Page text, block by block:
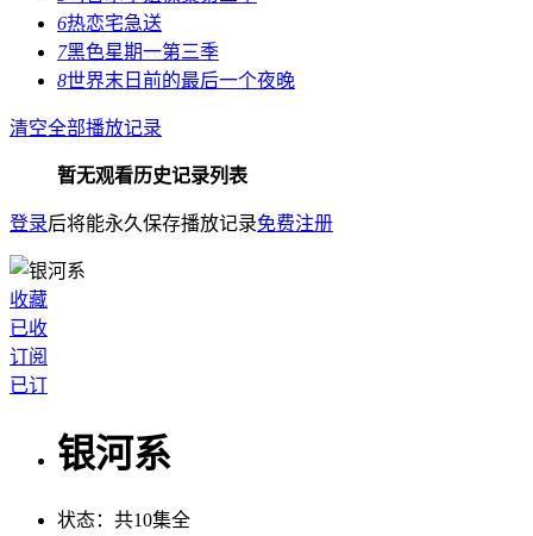
6热恋宅急送
7黑色星期一第三季
8世界末日前的最后一个夜晚
清空全部播放记录
暂无观看历史记录列表
登录后将能永久保存播放记录免费注册
收藏
已收
订阅
已订
银河系
状态： 共10集全